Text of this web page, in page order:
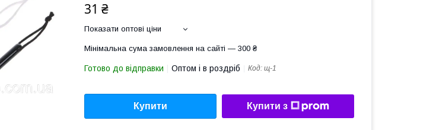
31 ₴
Показати оптові ціни
Мінімальна сума замовлення на сайті — 300 ₴
Готово до відправки Оптом і в роздріб Код: щ-1
Купити Купити з